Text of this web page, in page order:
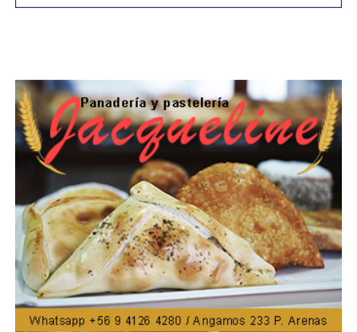
tiempo y del clima, más exactos para el
investigaciones atmosféricas en la región de
Magallanes, tendrá una duración aproximada de
un año y permitirá incrementar la colaboración
entre la UMAG, el Instituto Leibniz de Alemania y
la Fuerza Aérea de Chile.